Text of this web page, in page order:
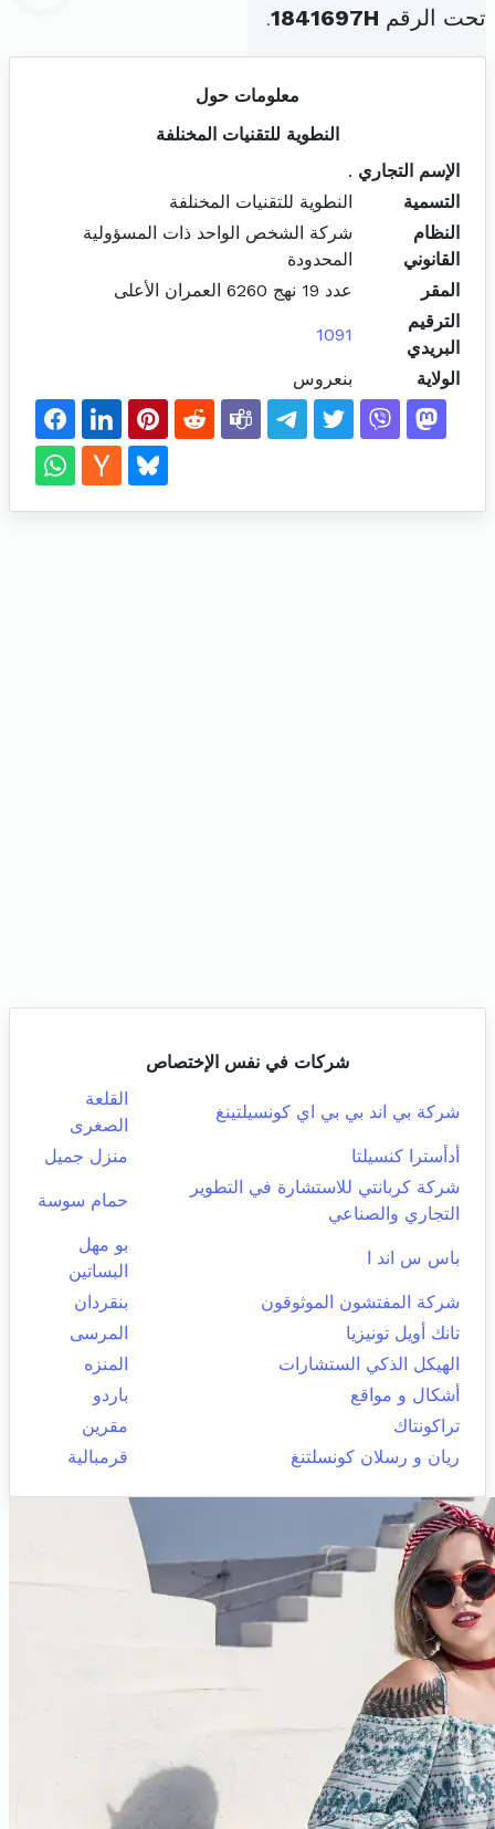
تحت الرقم 1841697H
.
معلومات حول
النطوية للتقنيات المخنلفة
الإسم التجاري .
التسمية
النطوية للتقنيات المخنلفة
النظام
القانوني
شركة الشخص الواحد ذات المسؤولية
المحدودة
المقر
عدد 19 نهج 6260 العمران الأعلى
الترقيم
البريدي
1091
الولاية بنعروس
شركات في نفس الإختصاص
شركة بي اند بي بي اي كونسيلتينغ
القلعة
الصغرى
أدأسترا كنسيلتا
منزل جميل
شركة كربانتي للاستشارة في التطوير
التجاري والصناعي
حمام سوسة
باس س اند ا
بو مهل
البساتين
شركة المفتشون الموثوقون
بنقردان
تانك أويل تونيزيا
المرسى
الهيكل الذكي الستشارات
المنزه
أشكال و مواقع
باردو
تراكونتاك
مقرين
ريان و رسلان كونسلتنغ
قرمبالية